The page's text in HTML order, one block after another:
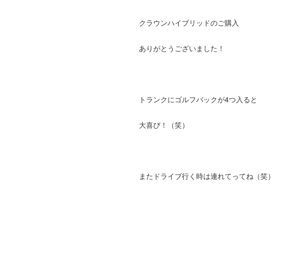
クラウンハイブリッドのご購入
ありがとうございました！
トランクにゴルフバックが4つ入ると
大喜び！（笑）
またドライブ行く時は連れてってね（笑）